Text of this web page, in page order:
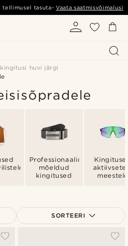
tellimusel tasuta-Vaata saatmisvõimalusi
huvi järgi
Professionaalidele
mõeldud
kingitused
SORTEERI